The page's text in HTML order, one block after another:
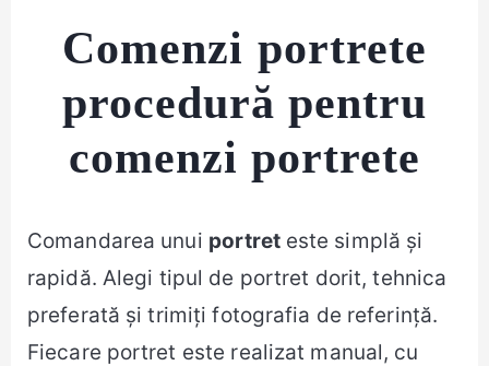
Comenzi portrete
procedură pentru
comenzi portrete
Comandarea unui portret este simplă și
rapidă. Alegi tipul de portret dorit, tehnica
preferată și trimiți fotografia de referință.
Fiecare portret este realizat manual, cu